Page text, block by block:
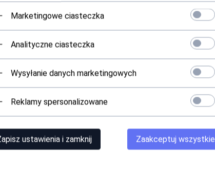
Marketingowe ciasteczka
Analityczne ciasteczka
Wysyłanie danych marketingowych
Reklamy spersonalizowane
ustawienia i zamknij Zaakceptuj wszystkie